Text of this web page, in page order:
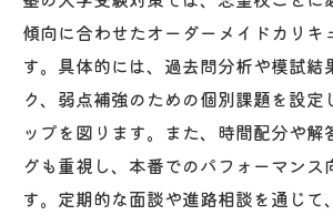
傾向に合わせたオーダーメイドカリキ
す。具体的には、過去問分析や模試結
ク、弱点補強のための個別課題を設定
ップを図ります。また、時間配分や解
グも重視し、本番でのパフォーマンス
す。定期的な面談や進路相談を通じて